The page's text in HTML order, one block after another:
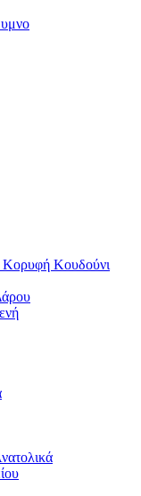
Κορυφή Κουδούνι